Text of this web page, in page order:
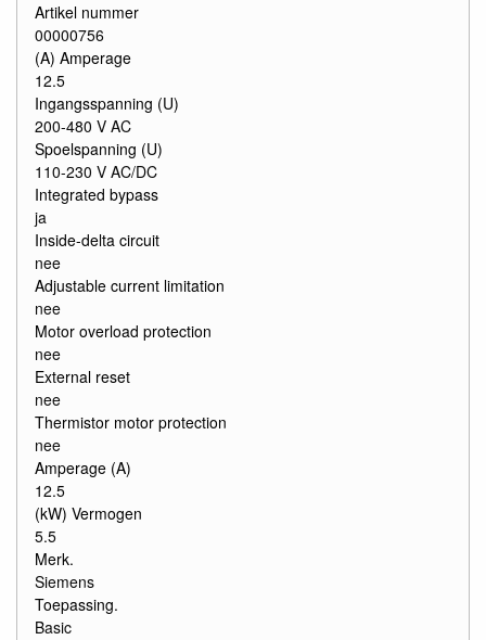
Artikel nummer
00000756
(A) Amperage
12.5
Ingangsspanning (U)
200-480 V AC
Spoelspanning (U)
110-230 V AC/DC
Integrated bypass
ja
Inside-delta circuit
nee
Adjustable current limitation
nee
Motor overload protection
nee
External reset
nee
Thermistor motor protection
nee
Amperage (A)
12.5
(kW) Vermogen
5.5
Merk.
Siemens
Toepassing.
Basic